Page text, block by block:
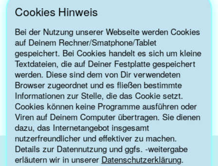
Cookies Hinweis
Bei der Nutzung unserer Webseite werden Cookies
auf Deinem Rechner/Smatphone/Tablet
gespeichert. Bei Cookies handelt es sich um kleine
Textdateien, die auf Deiner Festplatte gespeichert
werden. Diese sind dem von Dir verwendeten
Browser zugeordnet und es fließen bestimmte
Informationen zur Stelle, die das Cookie setzt.
Cookies können keine Programme ausführen oder
Viren auf Deinem Computer übertragen. Sie dienen
dazu, das Internetangebot insgesamt
nutzerfreundlicher und effektiver zu machen.
Details zur Datennutzung und ggfs. -weitergabe
erläutern wir in unserer Datenschutzerklärung.
Das Online-Seminar kann aufgrund einer Förderung der
Nationalen Klimaschutzinitiative kostenfrei angeboten
werden.
Melde Dich gleich im untenstehenden Formular für das
Online-Seminar an!
Termin: 30. November 2021, 13:00 bis 14:30 Uhr
Dieses Online-Seminar findet in Kooperation mit dem
BDEW und der Techniker Krankenkasse statt.